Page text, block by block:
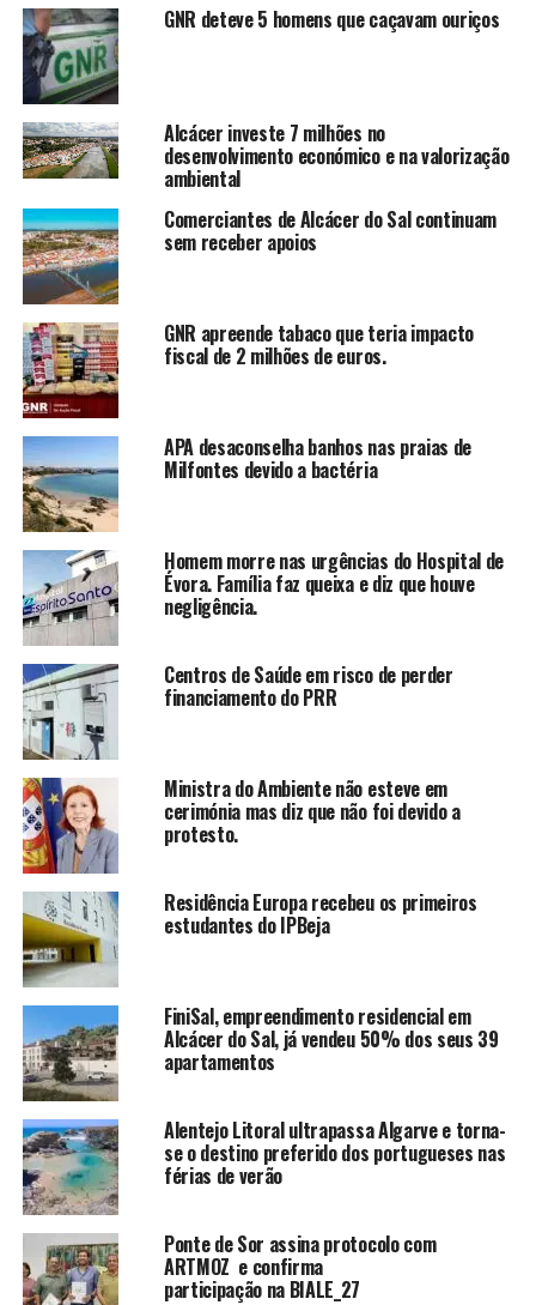
GNR deteve 5 homens que caçavam ouriços
Alcácer investe 7 milhões no
desenvolvimento económico e na valorização
ambiental
Comerciantes de Alcácer do Sal continuam
sem receber apoios
GNR apreende tabaco que teria impacto
fiscal de 2 milhões de euros.
APA desaconselha banhos nas praias de
Milfontes devido a bactéria
Homem morre nas urgências do Hospital de
Évora. Família faz queixa e diz que houve
negligência.
Centros de Saúde em risco de perder
financiamento do PRR
Ministra do Ambiente não esteve em
cerimónia mas diz que não foi devido a
protesto.
Residência Europa recebeu os primeiros
estudantes do IPBeja
FiniSal, empreendimento residencial em
Alcácer do Sal, já vendeu 50% dos seus 39
apartamentos
Alentejo Litoral ultrapassa Algarve e torna-
se o destino preferido dos portugueses nas
férias de verão
Ponte de Sor assina protocolo com
ARTMOZ e confirma
participação na BIALE_27